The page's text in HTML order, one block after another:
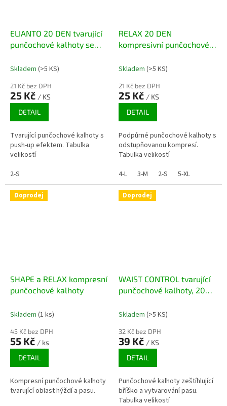
ELIANTO 20 DEN tvarující
punčochové kalhoty se
Skladem (>5 KS)
21 Kč bez DPH
25 Kč / KS
DETAIL
Tvarující punčochové kalhoty s
push-up efektem. Tabulka
velikostí
2-S
RELAX 20 DEN
kompresivní punčochové
Skladem (>5 KS)
21 Kč bez DPH
25 Kč / KS
DETAIL
Podpůrné punčochové kalhoty s
odstupňovanou kompresí.
Tabulka velikostí
4-L
3-M 2-S 5-XL
Doprodej
SHAPE a RELAX kompresní
punčochové kalhoty
Skladem (1 ks)
45 Kč bez DPH
55 Kč / ks
DETAIL
Kompresní punčochové kalhoty
tvarující oblast hýždí a pasu.
Doprodej
WAIST CONTROL tvarující
punčochové kalhoty, 20
Skladem (>5 KS)
32 Kč bez DPH
39 Kč / KS
DETAIL
Punčochové kalhoty zeštíhlující
bříško a vytvarování pasu.
Tabulka velikostí